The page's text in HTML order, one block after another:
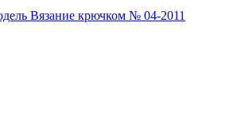
Вязание крючком № 04-2011